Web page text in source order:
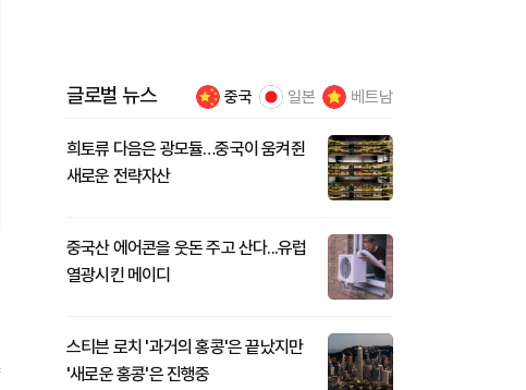
글로벌 뉴스 중국 일본 베트남
희토류 다음은 광모듈…중국이 움켜쥔
새로운 전략자산
중국산 에어콘을 웃돈 주고 산다...유럽
열광시킨 메이디
스티븐 로치 '과거의 홍콩'은 끝났지만
'새로운 홍콩'은 진행중